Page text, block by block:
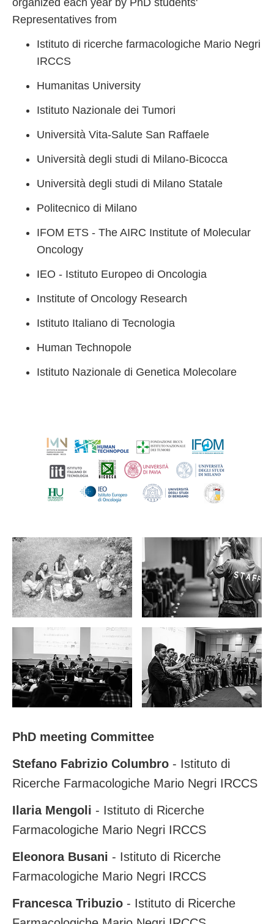
organized each year by PhD students'
Representatives from
Istituto di ricerche farmacologiche Mario Negri
IRCCS
Humanitas University
Istituto Nazionale dei Tumori
Università Vita-Salute San Raffaele
Università degli studi di Milano-Bicocca
Università degli studi di Milano Statale
Politecnico di Milano
IFOM ETS - The AIRC Institute of Molecular
Oncology
IEO - Istituto Europeo di Oncologia
Institute of Oncology Research
Istituto Italiano di Tecnologia
Human Technopole
Istituto Nazionale di Genetica Molecolare
PhD meeting Committee
Stefano Fabrizio Columbro - Istituto di
Ricerche Farmacologiche Mario Negri IRCCS
Ilaria Mengoli - Istituto di Ricerche
Farmacologiche Mario Negri IRCCS
Eleonora Busani - Istituto di Ricerche
Farmacologiche Mario Negri IRCCS
Francesca Tribuzio - Istituto di Ricerche